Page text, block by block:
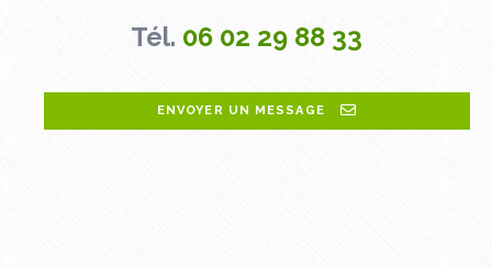
Tél. 06 02 29 88 33
ENVOYER UN MESSAGE